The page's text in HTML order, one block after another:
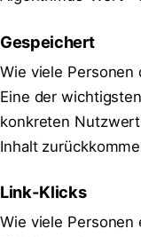
Gespeichert
Wie viele Personen
Eine der
konkreten
Inhalt
Link-Klicks
Wie viele Personen